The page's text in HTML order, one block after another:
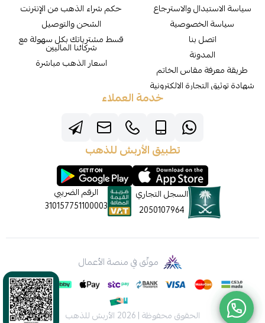
سياسة الاستبدال والاسترجاع
سياسة الخصوصية
اتصل بنا
المدونة
طريقة معرفة مقاس الخاتم
شهادة توثيق التجارة الالكترونية
حكم شراء الذهب من الإنترنت
الشحن والتوصيل
قسط مشترياتك بكل سهولة مع
شركائنا الماليين
اسعار الذهب مباشرة
خدمة العملاء
تطبيق الأربش للذهب
السجل التجاري
2050107964
الرقم الضريبي
310157751100003
موثّق في منصة الأعمال
الحقوق محفوظة | 2026 الأربش للذهب